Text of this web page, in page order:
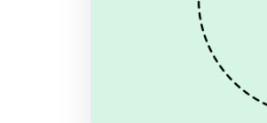
dyre konsulenter
Anders Spile